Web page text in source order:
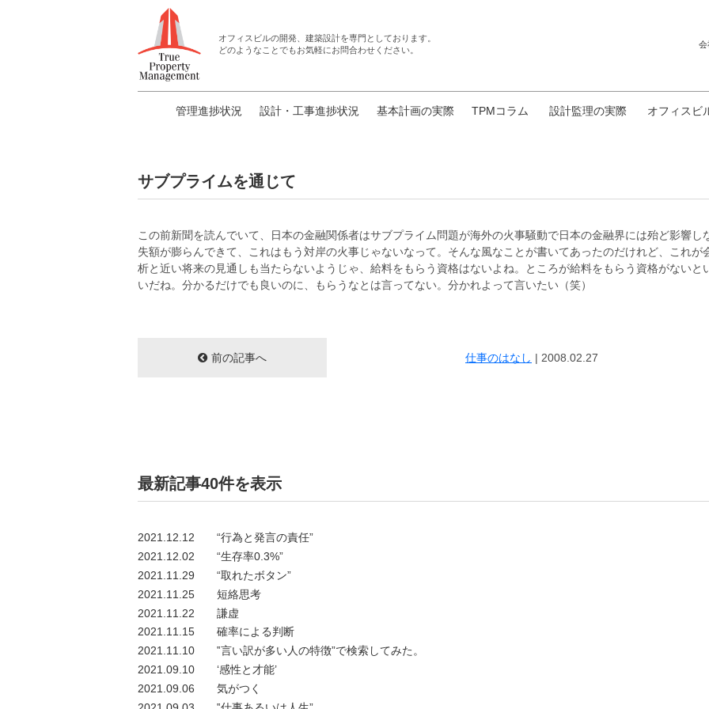
オフィスビルの開発、建築設計を専門としております。
どのようなことでもお気軽にお問合わせください。
会
管理進捗状況 設計・工事進捗状況 基本計画の実際 TPMコラム 設計監理の実際 オフィスビ
サブプライムを通じて
この前新聞を読んでいて、日本の金融関係者はサブプライム問題が海外の火事騒動で日本の金融界には殆ど影響
失額が膨らんできて、これはもう対岸の火事じゃないなって。そんな風なことが書いてあったのだけれど、これ
析と近い将来の見通しも当たらないようじゃ、給料をもらう資格はないよね。ところが給料をもらう資格がないと
いだね。分かるだけでも良いのに、もらうなとは言ってない。分かれよって言いたい（笑）
前の記事へ 仕事のはなし | 2008.02.27
最新記事40件を表示
2021.12.12
“行為と発言の責任”
2021.12.02
“生存率0.3%”
2021.11.29
“取れたボタン”
2021.11.25
短絡思考
2021.11.22
謙虚
2021.11.15
確率による判断
2021.11.10
‟言い訳が多い人の特徴”で検索してみた。
2021.09.10
‘感性と才能’
2021.09.06
気がつく